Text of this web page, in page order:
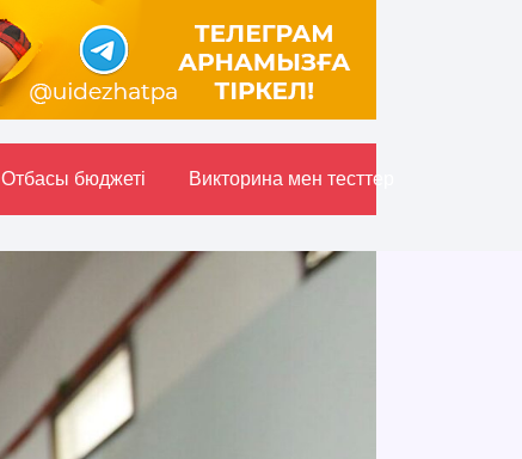
Отбасы бюджетi Викторина мен тесттер